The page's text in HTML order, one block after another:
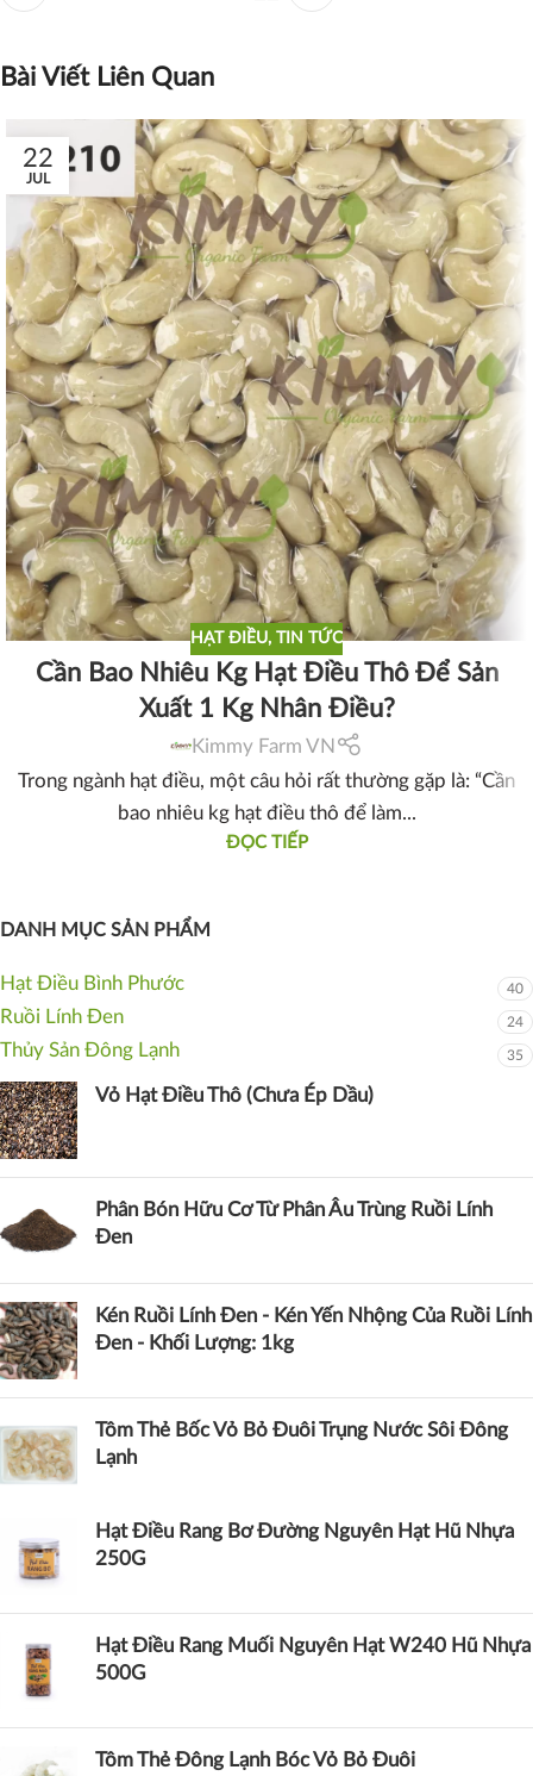
Bài Viết Liên Quan
22
JUL
HẠT ĐIỀU, TIN TỨC
Cần Bao Nhiêu Kg Hạt Điều Thô Để Sản
Xuất 1 Kg Nhân Điều?
Kimmy Farm VN
Trong ngành hạt điều, một câu hỏi rất thường gặp là: “Cần
bao nhiêu kg hạt điều thô để làm...
ĐỌC TIẾP
DANH MỤC SẢN PHẨM
Hạt Điều Bình Phước 40
Ruồi Lính Đen 24
Thủy Sản Đông Lạnh 35
Vỏ Hạt Điều Thô (Chưa Ép Dầu)
Phân Bón Hữu Cơ Từ Phân Âu Trùng Ruồi Lính
Đen
Kén Ruồi Lính Đen - Kén Yến Nhộng Của Ruồi Lính
Đen - Khối Lượng: 1kg
Tôm Thẻ Bốc Vỏ Bỏ Đuôi Trụng Nước Sôi Đông
Lạnh
Hạt Điều Rang Bơ Đường Nguyên Hạt Hũ Nhựa
250G
Hạt Điều Rang Muối Nguyên Hạt W240 Hũ Nhựa
500G
Tôm Thẻ Đông Lạnh Bóc Vỏ Bỏ Đuôi